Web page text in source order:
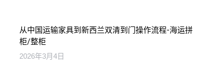
从中国运输家具到新西兰双清到门操作流程-海运拼
柜/整柜
2026年3月4日